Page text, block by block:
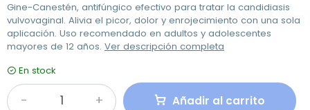
Gine-Canestén, antifúngico efectivo para tratar la candidiasis
vulvovaginal. Alivia el picor, dolor y enrojecimiento con una sola
aplicación. Uso recomendado en adultos y adolescentes
mayores de 12 años. Ver descripción completa
En stock
Añadir al carrito